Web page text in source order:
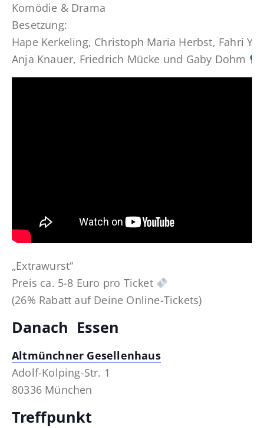
Komödie & Drama
Besetzung:
Hape Kerkeling, Christoph Maria Herbst, Fahri
Anja Knauer, Friedrich Mücke und Gaby Dohm
„Extrawurst“
Preis ca. 5-8 Euro pro Ticket
(26% Rabatt auf Deine Online-Tickets)
Danach Essen
Altmünchner Gesellenhaus
Adolf-Kolping-Str. 1
80336 München
Treffpunkt